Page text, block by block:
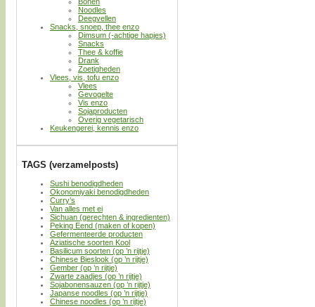
Noodles
Deegvellen
Snacks, snoep, thee enzo
Dimsum (-achtige hapjes)
Snacks
Thee & koffie
Drank
Zoetigheden
Vlees, vis, tofu enzo
Vlees
Gevogelte
Vis enzo
Sojaproducten
Overig vegetarisch
Keukengerei, kennis enzo
TAGS (verzamelposts)
Sushi benodigdheden
Okonomiyaki benodigdheden
Curry’s
Van alles met ei
Sichuan (gerechten & ingredienten)
Peking Eend (maken of kopen)
Gefermenteerde producten
Aziatische soorten Kool
Basilicum soorten (op ’n rijtje)
Chinese Bieslook (op ’n rijtje)
Gember (op ’n rijtje)
Zwarte zaadjes (op ’n rijtje)
Sojabonensauzen (op ’n rijtje)
Japanse noodles (op ’n rijtje)
Chinese noodles (op ’n rijtje)